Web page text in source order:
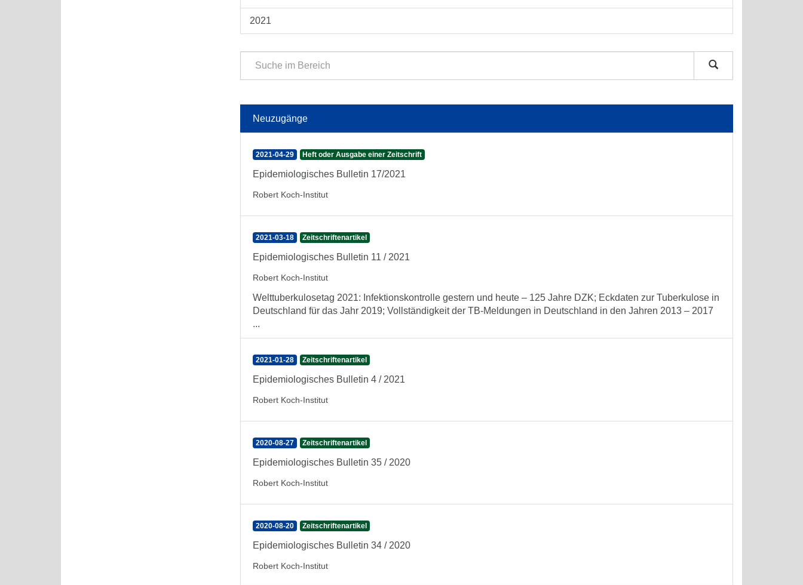
2021
Neuzugänge
2021-04-29 Heft oder Ausgabe einer Zeitschrift
Epidemiologisches Bulletin 17/2021
Robert Koch-Institut
2021-03-18 Zeitschriftenartikel
Epidemiologisches Bulletin 11 / 2021
Robert Koch-Institut
Welttuberkulosetag 2021: Infektionskontrolle gestern und heute – 125 Jahre DZK; Eckdaten zur Tuberkulose in
Deutschland für das Jahr 2019; Vollständigkeit der TB-Meldungen in Deutschland in den Jahren 2013 – 2017
...
2021-01-28 Zeitschriftenartikel
Epidemiologisches Bulletin 4 / 2021
Robert Koch-Institut
2020-08-27 Zeitschriftenartikel
Epidemiologisches Bulletin 35 / 2020
Robert Koch-Institut
2020-08-20 Zeitschriftenartikel
Epidemiologisches Bulletin 34 / 2020
Robert Koch-Institut